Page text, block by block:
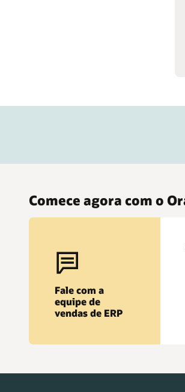
Comece agora com o
Fale com a
equipe de
vendas de ERP